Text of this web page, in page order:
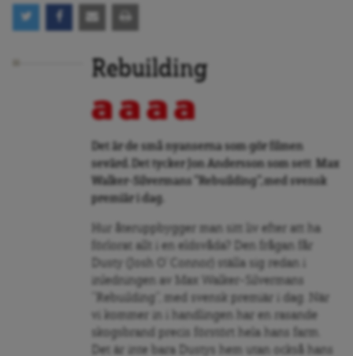
Rebuilding
Det är de små nyanserna som gör filmen
sevärd. Det tycker Jon Andersson som sett Max
Walker-Silvermans ”Rebuilding”, med svensk
premiär i dag.
Hur återuppbygger man sitt liv efter att ha
förlorat allt i en eldsvåda? Den frågan får
Dusty (Josh O’ Connor) ställa sig redan i
inledningen av Max Walker-Silvermans
”Rebuilding”, med svensk premiär i dag. När
vi kommer in i handlingen har en rasande
skogsbrand precis förstört hela hans farm.
Det är inte bara Dustys hem utan också hans